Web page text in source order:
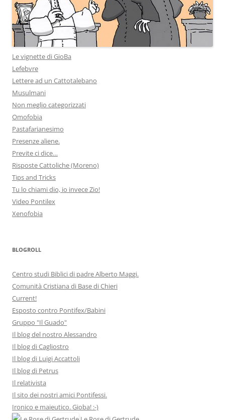
Le vignette di GioBa
Lefebvre
Lettere ad un Cattotalebano
Musulmani
Non meglio categorizzati
Omofobia
Pastafarianesimo
Presenze aliene.
Previte ci dice…
Risposte Cattoliche (Moreno)
Tips and Tricks
Tu lo chiami dio, io invece Zio!
Video Pontilex
Xenofobia
BLOGROLL
Centro studi Biblici di padre Alberto Maggi.
Comunità Cristiana di Base di Chieri
Current!
Esposto contro Pontifex/Babini
Gruppo "Il Guado"
Il blog del nostro Alessandro
Il blog di Cagliostro
Il blog di Luigi Accattoli
Il blog di Petrus
Il relativista
Il sito dei nostri amici Pontifessi.
Ironico e maieutico. Gioba! :-)